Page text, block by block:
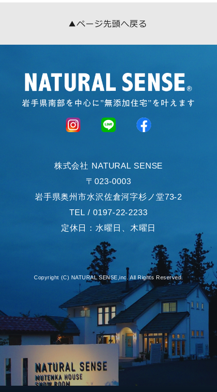
株式会社 NATURAL SENSE
〒023-0003
岩手県奥州市水沢佐倉河字杉ノ堂73-2
TEL / 0197-22-2233
定休日：水曜日、木曜日
Copyright (C) NATURAL SENSE,inc. All Rights Reserved.